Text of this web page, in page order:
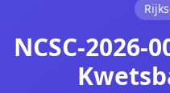
NCSC-2026-